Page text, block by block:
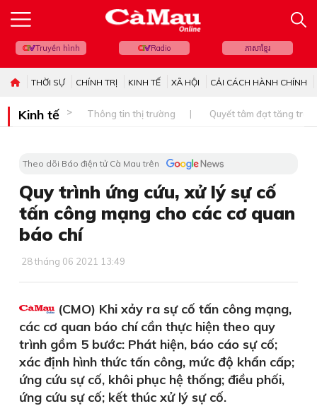
Truyền hình Radio ភាសាខ្មែរ
THỜI SỰ CHÍNH TRỊ KINH TẾ XÃ HỘI CẢI CÁCH HÀNH CHÍNH
Kinh tế Thông tin thị trường Quyết tâm đạt tăng
Theo dõi Báo điện tử Cà Mau trên
Quy trình ứng cứu, xử lý sự cố
tấn công mạng cho các cơ quan
báo chí
28 tháng 06 2021 13:49
(CMO) Khi xảy ra sự cố tấn công mạng,
các cơ quan báo chí cần thực hiện theo quy
trình gồm 5 bước: Phát hiện, báo cáo sự cố;
xác định hình thức tấn công, mức độ khẩn cấp;
ứng cứu sự cố, khôi phục hệ thống; điều phối,
ứng cứu sự cố; kết thúc xử lý sự cố.